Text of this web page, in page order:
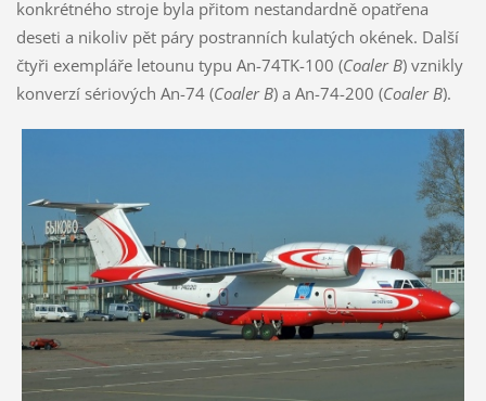
konkrétného stroje byla přitom nestandardně opatřena
deseti a nikoliv pět páry postranních kulatých okének. Další
čtyři exempláře letounu typu An-74TK-100 (Coaler B) vznikly
konverzí sériových An-74 (Coaler B) a An-74-200 (Coaler B).